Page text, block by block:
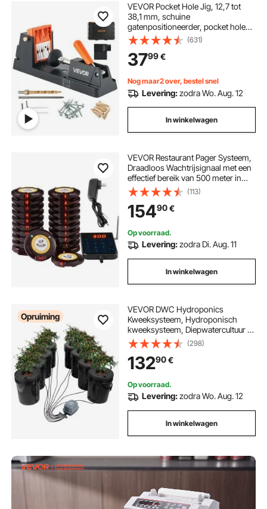
VEVOR Pocket Hole Jig, 12,7 tot
38,1 mm, schuine
gatenpositioneerder, pocket hole
boormalset met stofafzuigadapter,
verwijderbaar geleidingsblok, boor,
aanslagring, voor houtbewerking
(631)
3799€
Nog maar2 over, bestel snel
Levering:zodra Wo. Aug. 12
In winkelwagen
VEVOR Restaurant Pager Systeem,
Draadloos Wachtrijsignaal met een
effectief bereik van 500 meter in
open ruimtes, Pieper voor het
beantwoorden van gastoproepen
met trilling en knipperen, 20 pagers
voor foodtrucks
(113)
15490€
Op voorraad.
Levering:zodra Di. Aug. 11
In winkelwagen
Opruiming
VEVOR DWC Hydroponics
Kweeksysteem, Hydroponisch
kweeksysteem, Diepwatercultuur 5
Gallon 8 Emmers, DWC-systeem
met luchtpomp, luchtstenen en
waterniveau-indicator voor
bladgroenten
(298)
13290€
Op voorraad.
Levering:zodra Wo. Aug. 12
In winkelwagen